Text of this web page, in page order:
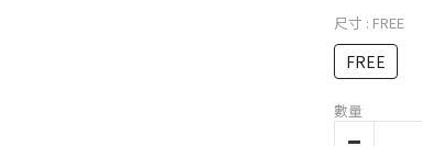
尺寸 : FREE
FREE
數量